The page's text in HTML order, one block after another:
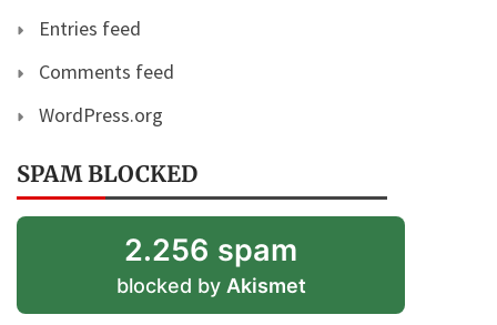
Entries feed
Comments feed
WordPress.org
SPAM BLOCKED
2.256 spam
blocked by Akismet